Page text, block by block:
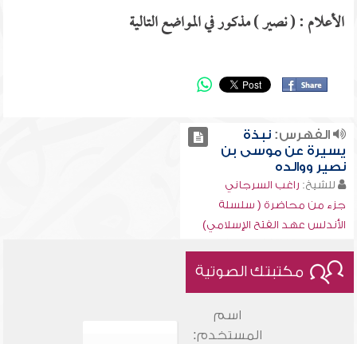
الأعلام : ( نصير ) مذكور في المواضع التالية
الفهرس:نبذة
يسيرة عن موسى بن
نصير ووالده
للشيخ: راغب السرجاني
جزء من محاضرة ( سلسلة
الأندلس عهد الفتح الإسلامي)
مكتبتك الصوتية
اسم
المستخدم: